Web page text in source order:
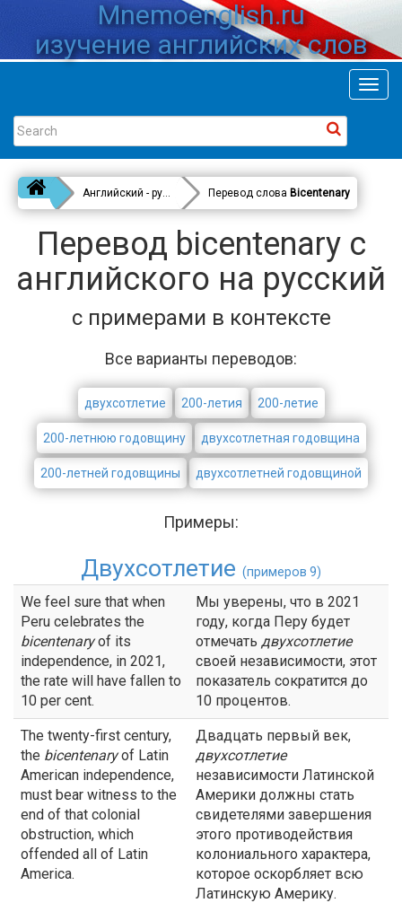
Mnemoenglish.ru
изучение английских слов
Английский - русский Перевод слова Bicentenary
Перевод bicentenary с
английского на русский
с примерами в контексте
Все варианты переводов:
двухсотлетие 200-летия 200-летие
200-летнюю годовщину двухсотлетная годовщина
200-летней годовщины двухсотлетней годовщиной
Примеры:
Двухсотлетие (примеров 9)
We feel sure that when
Peru celebrates the
bicentenaryof its
independence, in 2021,
the rate will have fallen to
10 per cent.
Мы уверены, что в 2021
году, когда Перу будет
отмечать двухсотлетие
своей независимости, этот
показатель сократится до
10 процентов.
The twenty-first century,
the bicentenaryof Latin
American independence,
must bear witness to the
end of that colonial
obstruction, which
offended all of Latin
America.
Двадцать первый век,
двухсотлетие
независимости Латинской
Америки должны стать
свидетелями завершения
этого противодействия
колониального характера,
которое оскорбляет всю
Латинскую Америку.